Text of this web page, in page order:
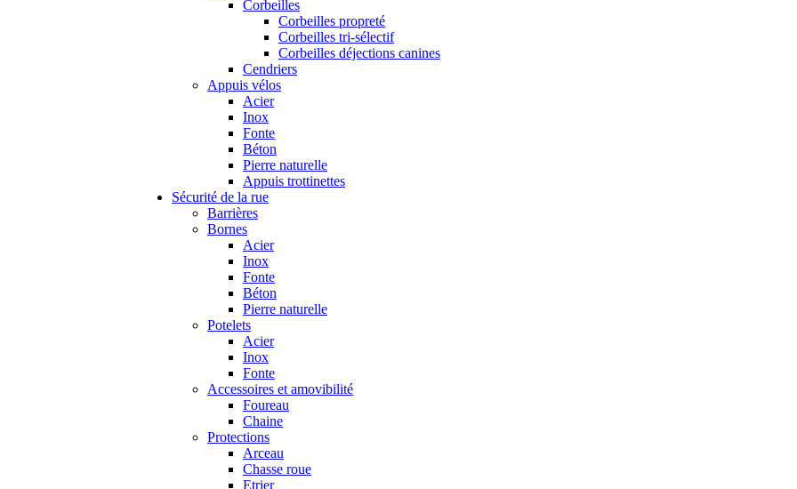
Corbeilles
Corbeilles propreté
Corbeilles tri-sélectif
Corbeilles déjections canines
Cendriers
Appuis vélos
Acier
Inox
Fonte
Béton
Pierre naturelle
Appuis trottinettes
Sécurité de la rue
Barrières
Bornes
Acier
Inox
Fonte
Béton
Pierre naturelle
Potelets
Acier
Inox
Fonte
Accessoires et amovibilité
Foureau
Chaine
Protections
Arceau
Chasse roue
Etrier